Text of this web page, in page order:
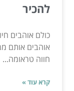
להכיר
כולם אוהבים
אוהבים אותם
חווה טראומה...
קרא עוד »